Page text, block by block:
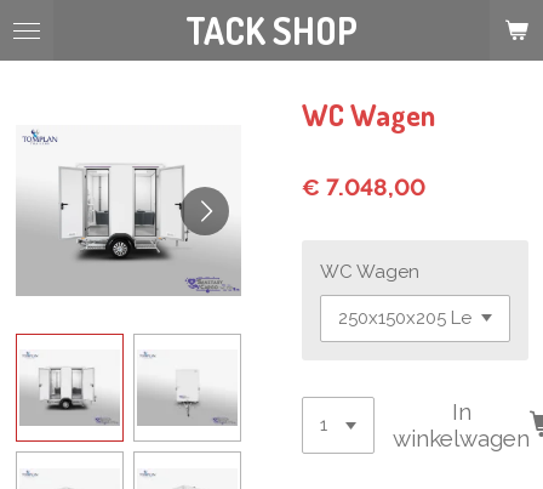
Ga
hoofdinhoud
TACK SHOP
WC Wagen
€ 7.048,00
WC Wagen
In
winkelwagen